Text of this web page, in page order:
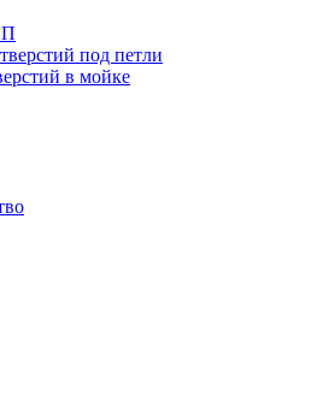
под петли
в мойке